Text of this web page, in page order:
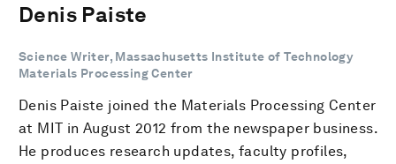
Denis Paiste
Science Writer, Massachusetts Institute of Technology
Materials Processing Center
Denis Paiste joined the Materials Processing Center
at MIT in August 2012 from the newspaper business.
He produces research updates, faculty profiles,